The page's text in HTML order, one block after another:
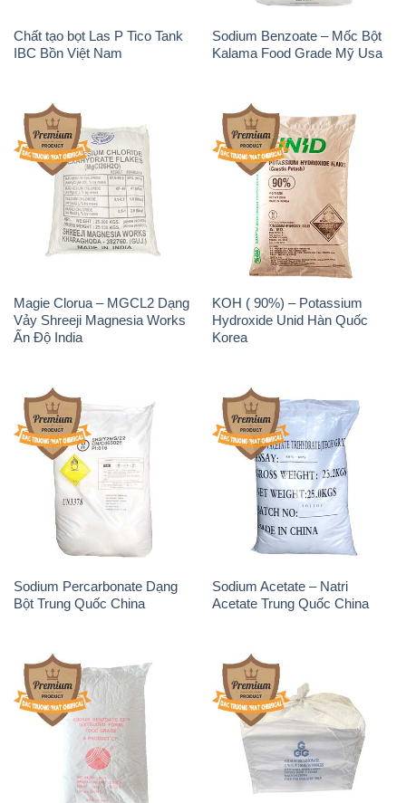
Magie Clorua – MGCL2 Dạng
Vảy Shreeji Magnesia Works
Ấn Độ India
KOH ( 90%) – Potassium
Hydroxide Unid Hàn Quốc
Sodium Percarbonate Dạng
Bột Trung Quốc China
Sodium Acetate – Natri
Acetate Trung Quốc China
Sodium Benzoate – Mốc Bột
Chữ Cam Food Grade Trung
Quốc China
Sodium Bicarbonate – Bicar
NaHCO3 Food Grade 3 Chữ
GGG Bao Jumbo ( Bành )
Trung Quốc China